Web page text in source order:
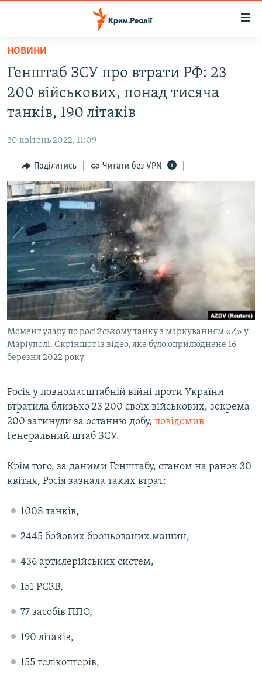
Перейти
основного
матеріалу
до
основної
Перейти
до
пошуку
ВІДЕО ТА ФОТО
БЛОГИ
ПОГЛЯД
ІНТЕРВ'Ю
ВСЕ ЗА ДЕНЬ
СПЕЦПРОЕКТИ
ДЕПОРТАЦІЯ
ВІДЕОУРОКИ «ELIFBE»
СВІДЧЕННЯ ОКУПАЦІЇ
УКРАЇНСЬКА ПРОБЛЕМА КРИМУ
ІНФОГРАФІКА
ЯК ОБІЙТИ БЛОКУВАННЯ
Русский
Qırımtatar
ДОЛУЧАЙСЯ!
Усі сайти RFE/RL
НОВИНИ
Генштаб ЗСУ про втрати РФ: 23
200 військових, понад тисяча
танків, 190 літаків
30 квітень 2022, 11:09
Поділитись Читати без VPN
Момент удару по російському танку з маркуванням «Z» у
Маріуполі. Скріншот із відео, яке було оприлюднене 16
березня 2022 року
Росія у повномасштабній війні проти України
втратила близько 23 200 своїх військових, зокрема
200 загинули за останню добу, повідомив
Генеральний штаб ЗСУ.
Крім того, за даними Генштабу, станом на ранок 30
квітня, Росія зазнала таких втрат:
1008 танків,
2445 бойових броньованих машин,
436 артилерійських систем,
151 РСЗВ,
77 засобів ППО,
190 літаків,
155 гелікоптерів,